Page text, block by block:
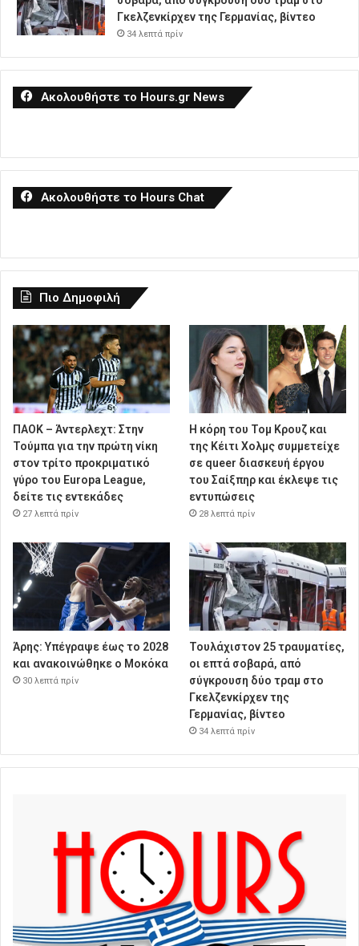
Γκελζενκίρχεν της Γερμανίας, βίντεο
34 λεπτά πρίν
Ακολουθήστε το Hours.gr News
Ακολουθήστε το Hours Chat
Πιο Δημοφιλή
ΠΑΟΚ – Άντερλεχτ: Στην
Τούμπα για την πρώτη νίκη
στον τρίτο προκριματικό
γύρο του Europa League,
δείτε τις εντεκάδες
27 λεπτά πρίν
Η κόρη του Τομ Κρουζ και
της Κέιτι Χολμς συμμετείχε
σε queer διασκευή έργου
του Σαίξπηρ και έκλεψε τις
εντυπώσεις
28 λεπτά πρίν
Άρης: Υπέγραψε έως το 2028
και ανακοινώθηκε ο Μοκόκα
30 λεπτά πρίν
Τουλάχιστον 25 τραυματίες,
οι επτά σοβαρά, από
σύγκρουση δύο τραμ στο
Γκελζενκίρχεν της
Γερμανίας, βίντεο
34 λεπτά πρίν